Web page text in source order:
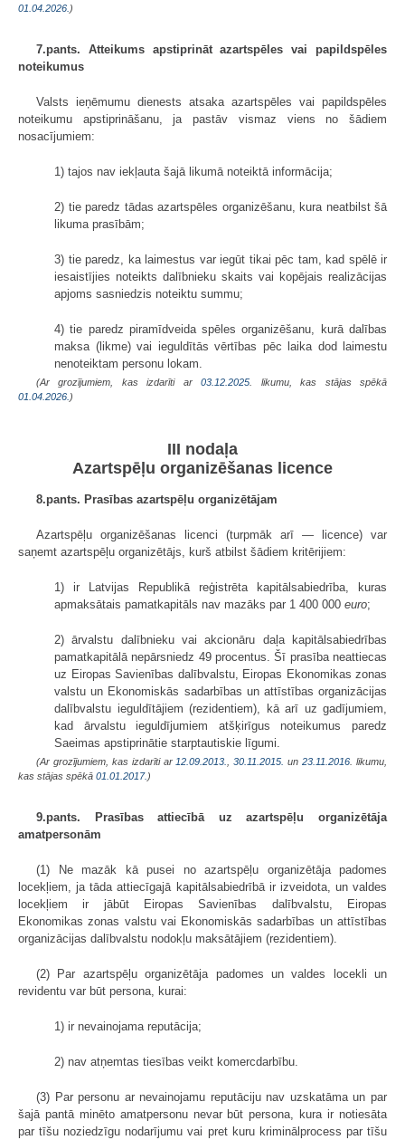
01.04.2026. )
7.pants. Atteikums apstiprināt azartspēles vai papildspēles
noteikumus
Valsts ieņēmumu dienests atsaka azartspēles vai papildspēles
noteikumu apstiprināšanu, ja pastāv vismaz viens no šādiem
nosacījumiem:
1) tajos nav iekļauta šajā likumā noteiktā informācija;
2) tie paredz tādas azartspēles organizēšanu, kura neatbilst šā
likuma prasībām;
3) tie paredz, ka laimestus var iegūt tikai pēc tam, kad spēlē ir
iesaistījies noteikts dalībnieku skaits vai kopējais realizācijas
apjoms sasniedzis noteiktu summu;
4) tie paredz piramīdveida spēles organizēšanu, kurā dalības
maksa (likme) vai ieguldītās vērtības pēc laika dod laimestu
nenoteiktam personu lokam.
(Ar grozījumiem, kas izdarīti ar03.12.2025 . likumu, kas stājas spēkā
01.04.2026. )
III nodaļa
Azartspēļu organizēšanas licence
8.pants. Prasības azartspēļu organizētājam
Azartspēļu organizēšanas licenci (turpmāk arī — licence) var
saņemt azartspēļu organizētājs, kurš atbilst šādiem kritērijiem:
1) ir Latvijas Republikā reģistrēta kapitālsabiedrība, kuras
apmaksātais pamatkapitāls nav mazāks par 1 400 000 euro;
2) ārvalstu dalībnieku vai akcionāru daļa kapitālsabiedrības
pamatkapitālā nepārsniedz 49 procentus. Šī prasība neattiecas
uz Eiropas Savienības dalībvalstu, Eiropas Ekonomikas zonas
valstu un Ekonomiskās sadarbības un attīstības organizācijas
dalībvalstu ieguldītājiem (rezidentiem), kā arī uz gadījumiem,
kad ārvalstu ieguldījumiem atšķirīgus noteikumus paredz
Saeimas apstiprinātie starptautiskie līgumi.
(Ar grozījumiem, kas izdarīti ar 12.09.2013. ,30.11.2015. un23.11.2016 . likumu,
kas stājas spēkā 01.01.2017. )
9.pants. Prasības attiecībā uz azartspēļu organizētāja
amatpersonām
(1) Ne mazāk kā pusei no azartspēļu organizētāja padomes
locekļiem, ja tāda attiecīgajā kapitālsabiedrībā ir izveidota, un valdes
locekļiem ir jābūt Eiropas Savienības dalībvalstu, Eiropas
Ekonomikas zonas valstu vai Ekonomiskās sadarbības un attīstības
organizācijas dalībvalstu nodokļu maksātājiem (rezidentiem).
(2) Par azartspēļu organizētāja padomes un valdes locekli un
revidentu var būt persona, kurai:
1) ir nevainojama reputācija;
2) nav atņemtas tiesības veikt komercdarbību.
(3) Par personu ar nevainojamu reputāciju nav uzskatāma un par
šajā pantā minēto amatpersonu nevar būt persona, kura ir notiesāta
par tīšu noziedzīgu nodarījumu vai pret kuru kriminālprocess par tīšu